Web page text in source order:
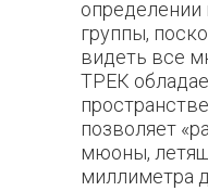
группы,
видеть все
ТРЕК
позволяет
мюоны,
миллиметра